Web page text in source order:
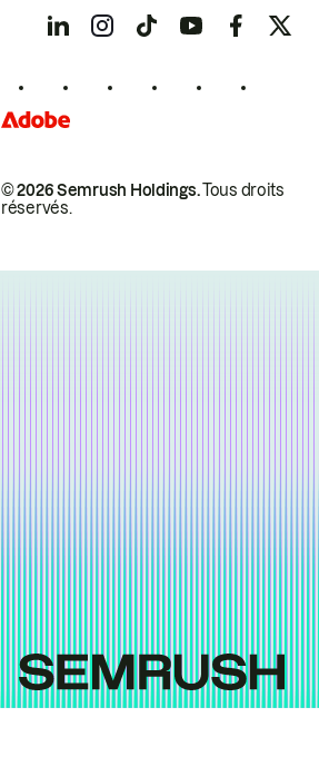
© 2026 Semrush Holdings.Tous droits
réservés.